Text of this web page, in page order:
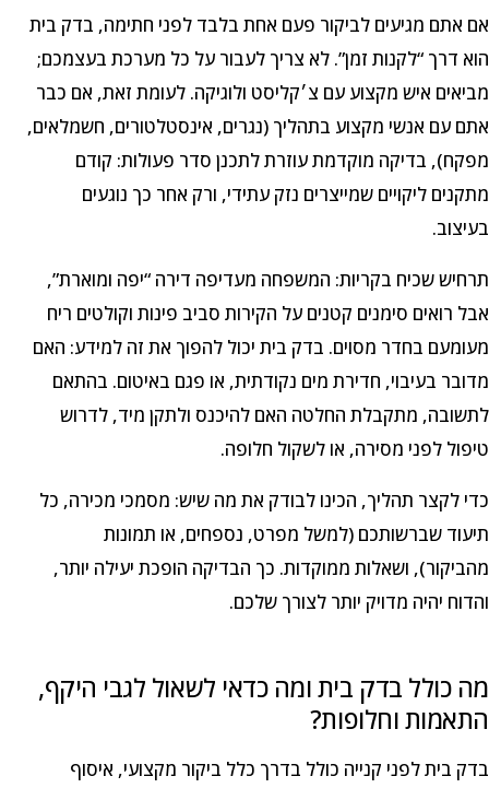
אם אתם מגיעים לביקור פעם אחת בלבד לפני חתימה, בדק בית
הוא דרך “לקנות זמן”. לא צריך לעבור על כל מערכת בעצמכם;
מביאים איש מקצוע עם צ׳קליסט ולוגיקה. לעומת זאת, אם כבר
אתם עם אנשי מקצוע בתהליך (נגרים, אינסטלטורים, חשמלאים,
מפקח), בדיקה מוקדמת עוזרת לתכנן סדר פעולות: קודם
מתקנים ליקויים שמייצרים נזק עתידי, ורק אחר כך נוגעים
בעיצוב.
תרחיש שכיח בקריות: המשפחה מעדיפה דירה “יפה ומוארת”,
אבל רואים סימנים קטנים על הקירות סביב פינות וקולטים ריח
מעומעם בחדר מסוים. בדק בית יכול להפוך את זה למידע: האם
מדובר בעיבוי, חדירת מים נקודתית, או פגם באיטום. בהתאם
לתשובה, מתקבלת החלטה האם להיכנס ולתקן מיד, לדרוש
טיפול לפני מסירה, או לשקול חלופה.
כדי לקצר תהליך, הכינו לבודק את מה שיש: מסמכי מכירה, כל
תיעוד שברשותכם (למשל מפרט, נספחים, או תמונות
מהביקור), ושאלות ממוקדות. כך הבדיקה הופכת יעילה יותר,
והדוח יהיה מדויק יותר לצורך שלכם.
מה כולל בדק בית ומה כדאי לשאול לגבי היקף,
התאמות וחלופות?
בדק בית לפני קנייה כולל בדרך כלל ביקור מקצועי, איסוף